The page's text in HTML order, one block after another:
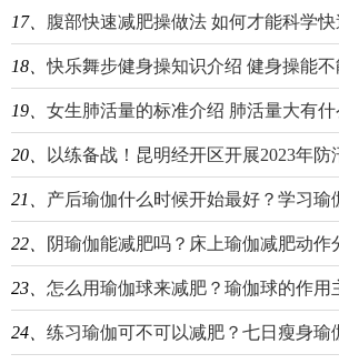
17、 腹部快速减肥操做法 如何才能科学
18、 快乐舞步健身操知识介绍 健身操能不
19、 女生肺活量的标准介绍 肺活量大有什
20、 以练备战！昆明经开区开展2023年防汛
21、 产后瑜伽什么时候开始最好？学习瑜
22、 阴瑜伽能减肥吗？床上瑜伽减肥动作
23、 怎么用瑜伽球来减肥？瑜伽球的作用
24、 练习瑜伽可不可以减肥？七日瘦身瑜